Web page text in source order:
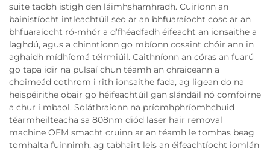
suite taobh istigh den láimhshamhradh. Cuiríonn an
bainistíocht intleachtúil seo ar an bhfuaraíocht cosc ar an
bhfuaraíocht ró-mhór a d’fhéadfadh éifeacht an ionsaithe a
laghdú, agus a chinntíonn go mbíonn cosaint chóir ann in
aghaidh mídhíomá téirmiúil. Caithníonn an córas an fuarú
go tapa idir na pulsaí chun téamh an chraiceann a
choimeád cothrom i rith ionsaithe fada, ag ligean do na
heispéirithe obair go héifeachtúil gan slándáil nó comfoirne
a chur i mbaol. Soláthraíonn na príomhphríomhchuid
téarmheilteacha sa 808nm diód laser hair removal
machine OEM smacht cruinn ar an téamh le tomhas beag
tomhalta fuinnimh, ag tabhairt leis an éifeachtíocht iomlán